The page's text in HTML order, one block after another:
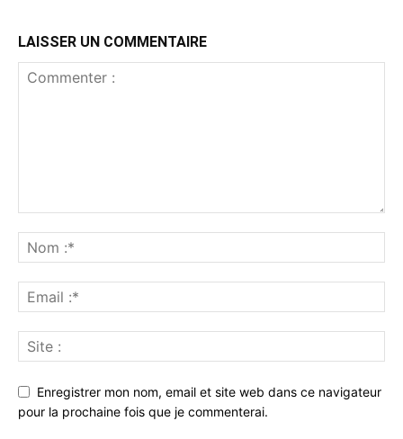
LAISSER UN COMMENTAIRE
Enregistrer mon nom, email et site web dans ce navigateur
pour la prochaine fois que je commenterai.